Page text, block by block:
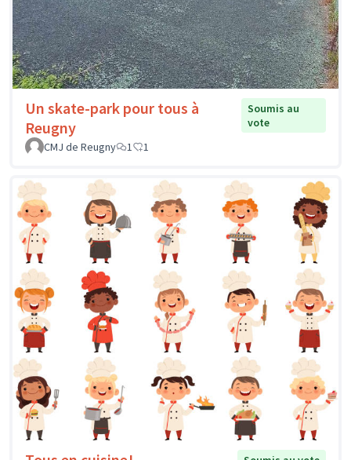
Un skate-park pour tous à
Reugny
Soumis au
vote
CMJ de Reugny
1 1